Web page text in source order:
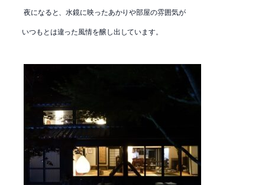
夜になると、水鏡に映ったあかりや部屋の雰囲気が
いつもとは違った風情を醸し出しています。